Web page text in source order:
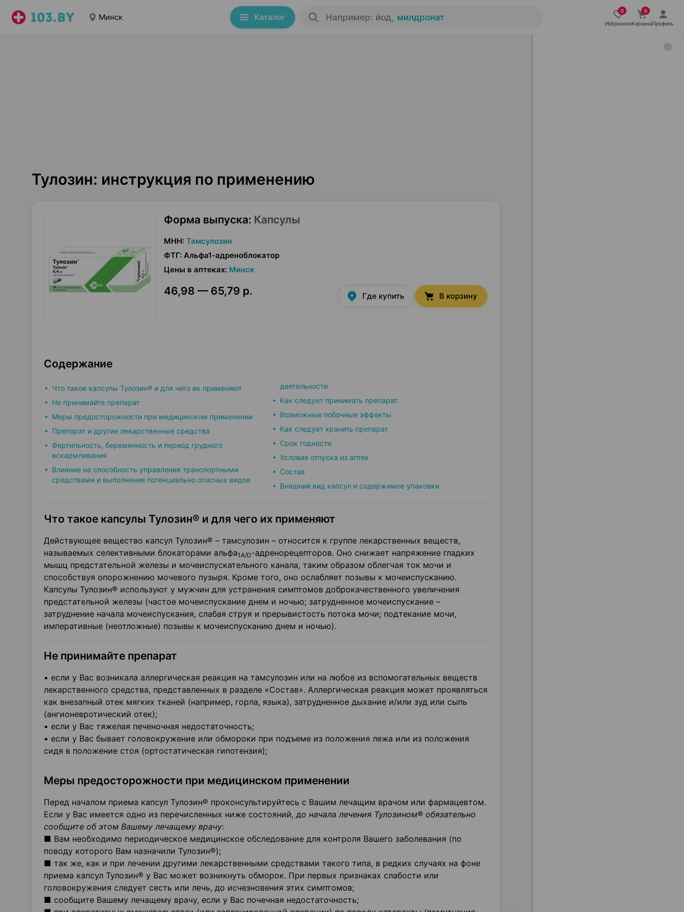
Минск Каталог Например: йод, милдронат
ИзбранноеКорзинаПрофиль
Тулозин: инструкция по применению
Форма выпуска: Капсулы
МНН: Тамсулозин
ФТГ: Альфа1-адреноблокатор
Цены в аптеках: Минск
46,98 — 65,79 р. Где купить В корзину
Содержание
Что такое капсулы Тулозин® и для чего их применяют
Не принимайте препарат
Меры предосторожности при медицинском применении
Препарат и другие лекарственные средства
Фертильность, беременность и период грудного
вскармливания
Влияние на способность управления транспортными
средствами и выполнения потенциально опасных видов
деятельности
Как следует принимать препарат
Возможные побочные эффекты
Как следует хранить препарат
Срок годности
Условия отпуска из аптек
Состав
Внешний вид капсул и содержимое упаковки
Что такое капсулы Тулозин® и для чего их применяют
Действующее вещество капсул Тулозин® – тамсулозин – относится к группе лекарственных веществ,
называемых селективными блокаторами альфа1A/D-адренорецепторов. Оно снижает напряжение гладких
мышц предстательной железы и мочеиспускательного канала, таким образом облегчая ток мочи и
способствуя опорожнению мочевого пузыря. Кроме того, оно ослабляет позывы к мочеиспусканию.
Капсулы Тулозин® используют у мужчин для устранения симптомов доброкачественного увеличения
предстательной железы (частое мочеиспускание днем и ночью; затрудненное мочеиспускание –
затруднение начала мочеиспускания, слабая струя и прерывистость потока мочи; подтекание мочи,
императивные (неотложные) позывы к мочеиспусканию днем и ночью).
Не принимайте препарат
• если у Вас возникала аллергическая реакция на тамсулозин или на любое из вспомогательных веществ
лекарственного средства, представленных в разделе «Состав». Аллергическая реакция может проявляться
как внезапный отек мягких тканей (например, горла, языка), затрудненное дыхание и/или зуд или сыпь
(ангионевротический отек);
• если у Вас тяжелая печеночная недостаточность;
• если у Вас бывает головокружение или обмороки при подъеме из положения лежа или из положения
сидя в положение стоя (ортостатическая гипотензия);
Меры предосторожности при медицинском применении
Перед началом приема капсул Тулозин® проконсультируйтесь с Вашим лечащим врачом или фармацевтом.
Если у Вас имеется одно из перечисленных ниже состояний,до начала лечения Тулозином® обязательно
сообщите об этом Вашему лечащему врачу:
■ Вам необходимо периодическое медицинское обследование для контроля Вашего заболевания (по
поводу которого Вам назначили Тулозин®);
■ так же, как и при лечении другими лекарственными средствами такого типа, в редких случаях на фоне
приема капсул Тулозин® у Вас может возникнуть обморок. При первых признаках слабости или
головокружения следует сесть или лечь, до исчезновения этих симптомов;
■ сообщите Вашему лечащему врачу, если у Вас почечная недостаточность;